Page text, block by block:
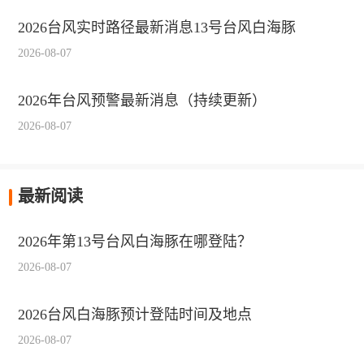
2026台风实时路径最新消息13号台风白海豚
2026-08-07
2026年台风预警最新消息（持续更新）
2026-08-07
最新阅读
2026年第13号台风白海豚在哪登陆？
2026-08-07
2026台风白海豚预计登陆时间及地点
2026-08-07